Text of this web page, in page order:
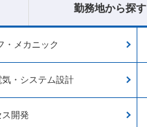
勤務地から探す
・メカニック
・システム設計
開発